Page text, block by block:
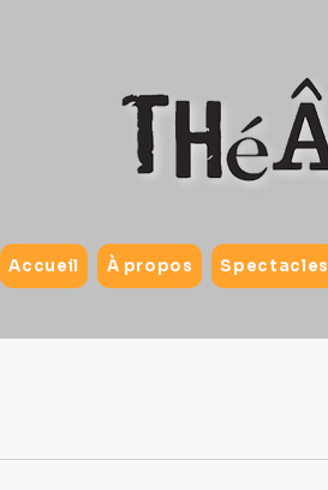
Accueil À propos Spectacles